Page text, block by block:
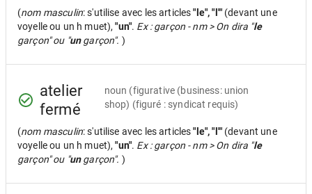
(nom masculin: s'utilise avec les articles"le", "l'" (devant une
voyelle ou un h muet),"un". Ex : garçon - nm > On dira "le
garçon" ou "ungarçon". )
atelier
fermé
noun (figurative (business: union
shop) (figuré : syndicat requis)
(nom masculin: s'utilise avec les articles"le", "l'" (devant une
voyelle ou un h muet),"un". Ex : garçon - nm > On dira "le
garçon" ou "ungarçon". )